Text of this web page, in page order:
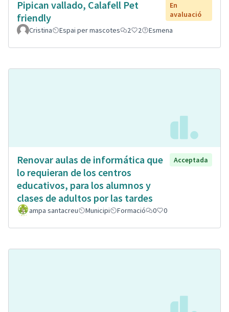
Pipican vallado, Calafell Pet
friendly
En
avaluació
Cristina
Espai per mascotes 2 2 Esmena
Renovar aulas de informática que
lo requieran de los centros
educativos, para los alumnos y
clases de adultos por las tardes
Acceptada
ampa santacreu Municipi Formació 0 0